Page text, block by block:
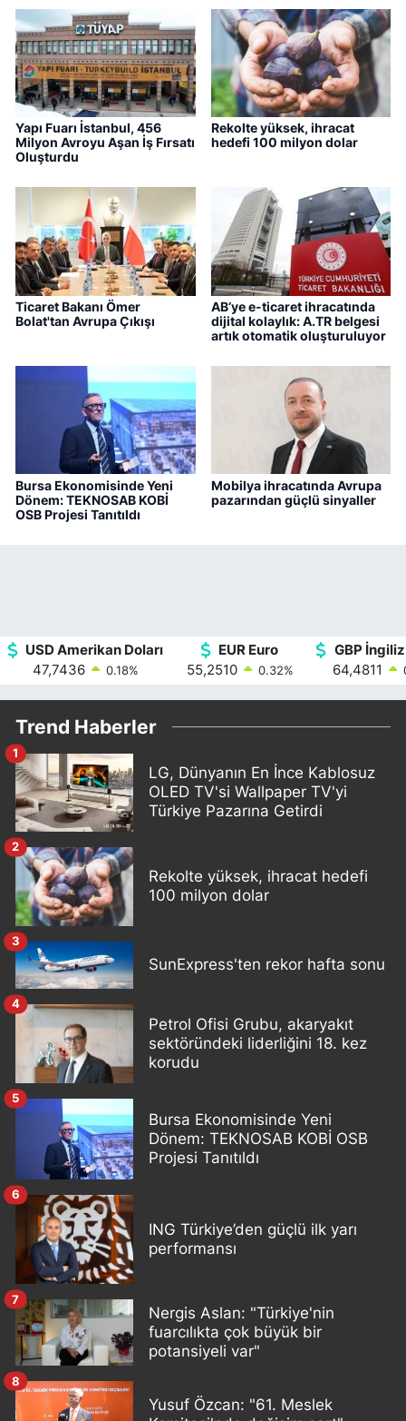
Yapı Fuarı İstanbul, 456
Milyon Avroyu Aşan İş Fırsatı
Oluşturdu
Rekolte yüksek, ihracat
hedefi 100 milyon dolar
Ticaret Bakanı Ömer
Bolat'tan Avrupa Çıkışı
AB’ye e-ticaret ihracatında
dijital kolaylık: A.TR belgesi
artık otomatik oluşturuluyor
Bursa Ekonomisinde Yeni
Dönem: TEKNOSAB KOBİ
OSB Projesi Tanıtıldı
Mobilya ihracatında Avrupa
pazarından güçlü sinyaller
USD Amerikan Doları
47,7436
0.18%
EUR Euro
55,2510
0.32%
GBP
64,4811
Trend Haberler
LG, Dünyanın En İnce Kablosuz
OLED TV'si Wallpaper TV'yi
Türkiye Pazarına Getirdi
1
Rekolte yüksek, ihracat hedefi
100 milyon dolar
2
SunExpress'ten rekor hafta sonu
3
Petrol Ofisi Grubu, akaryakıt
sektöründeki liderliğini 18. kez
korudu
4
Bursa Ekonomisinde Yeni
Dönem: TEKNOSAB KOBİ OSB
Projesi Tanıtıldı
5
ING Türkiye’den güçlü ilk yarı
performansı
6
Nergis Aslan: "Türkiye'nin
fuarcılıkta çok büyük bir
potansiyeli var"
7
Yusuf Özcan: "61. Meslek
8